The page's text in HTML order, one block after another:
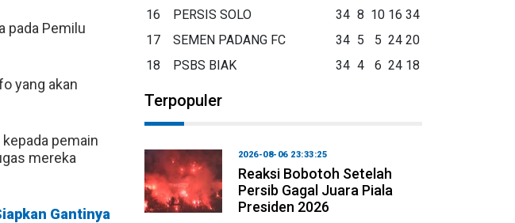
pada Pemilu
yang akan
pemain
mereka
Gantinya
16
PERSIS SOLO 34 8 10 16 34
17
SEMEN PADANG FC 34 5 5 24 20
18
PSBS BIAK 34 4 6 24 18
Terpopuler
2026-08-06 23:33:25
Reaksi Bobotoh Setelah
Persib Gagal Juara Piala
Presiden 2026